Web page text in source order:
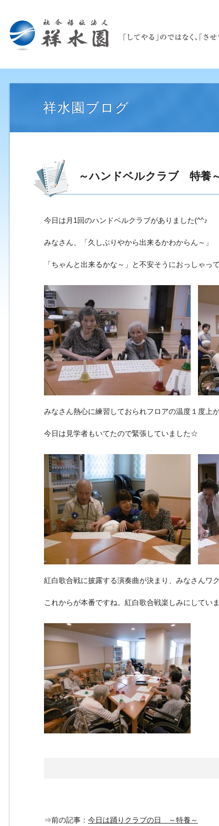
祥水園ブログ
～ハンドベルクラブ 特養
今日は月1回のハンドベルクラブがありました(^^♪
みなさん、「久しぶりやから出来るかわからん～」
「ちゃんと出来るかな～」と不安そうにおっしゃっ
みなさん熱心に練習しておられフロアの温度１度上
今日は見学者もいてたので緊張していました☆
紅白歌合戦に披露する演奏曲が決まり、みなさんワ
これからが本番ですね。紅白歌合戦楽しみにしてい
⇒前の記事： 今日は踊りクラブの日 ～特養～